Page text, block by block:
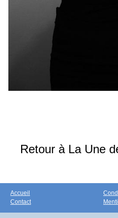
Retour à La Une
Accueil
Contact